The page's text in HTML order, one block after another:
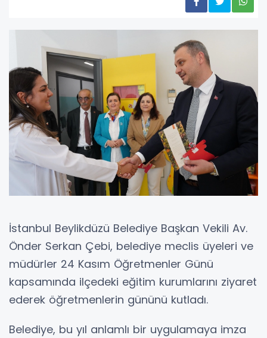
İstanbul Beylikdüzü Belediye Başkan Vekili Av.
Önder Serkan Çebi, belediye meclis üyeleri ve
müdürler 24 Kasım Öğretmenler Günü
kapsamında ilçedeki eğitim kurumlarını ziyaret
ederek öğretmenlerin gününü kutladı.
Belediye, bu yıl anlamlı bir uygulamaya imza